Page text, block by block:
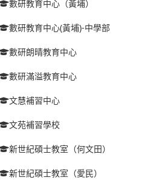
數研教育中心（黃埔）
數研教育中心(黃埔)-中學部
數研朗晴教育中心
數研滿溢教育中心
文慧補習中心
文苑補習學校
新世紀碩士教室（何文田）
新世紀碩士教室（愛民）